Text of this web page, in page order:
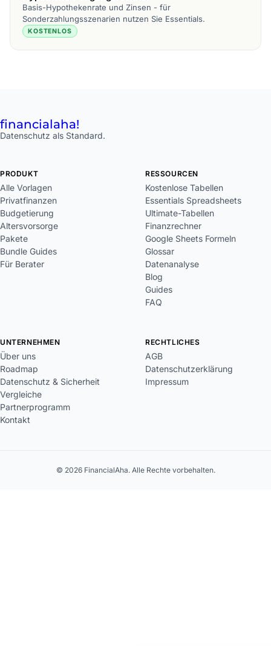
Basis-Hypothekenrate und Zinsen - für
Sonderzahlungsszenarien nutzen Sie Essentials.
KOSTENLOS
financialaha!
Datenschutz als Standard.
PRODUKT
Alle Vorlagen
Privatfinanzen
Budgetierung
Altersvorsorge
Pakete
Bundle Guides
Für Berater
RESSOURCEN
Kostenlose Tabellen
Essentials Spreadsheets
Ultimate-Tabellen
Finanzrechner
Google Sheets Formeln
Glossar
Datenanalyse
Blog
Guides
FAQ
UNTERNEHMEN
Über uns
Roadmap
Datenschutz & Sicherheit
Vergleiche
Partnerprogramm
Kontakt
RECHTLICHES
AGB
Datenschutzerklärung
Impressum
© 2026 FinancialAha. Alle Rechte vorbehalten.